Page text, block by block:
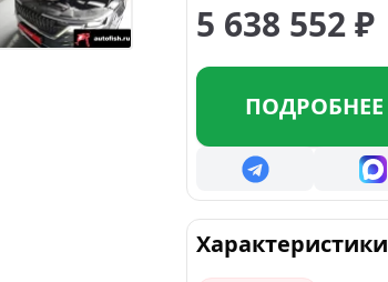
5 638 552₽
ПОДРОБНЕЕ
Характеристики